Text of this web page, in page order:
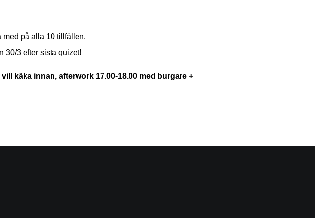
med på alla 10 tillfällen.
30/3 efter sista quizet!
käka innan, afterwork 17.00-18.00 med burgare +